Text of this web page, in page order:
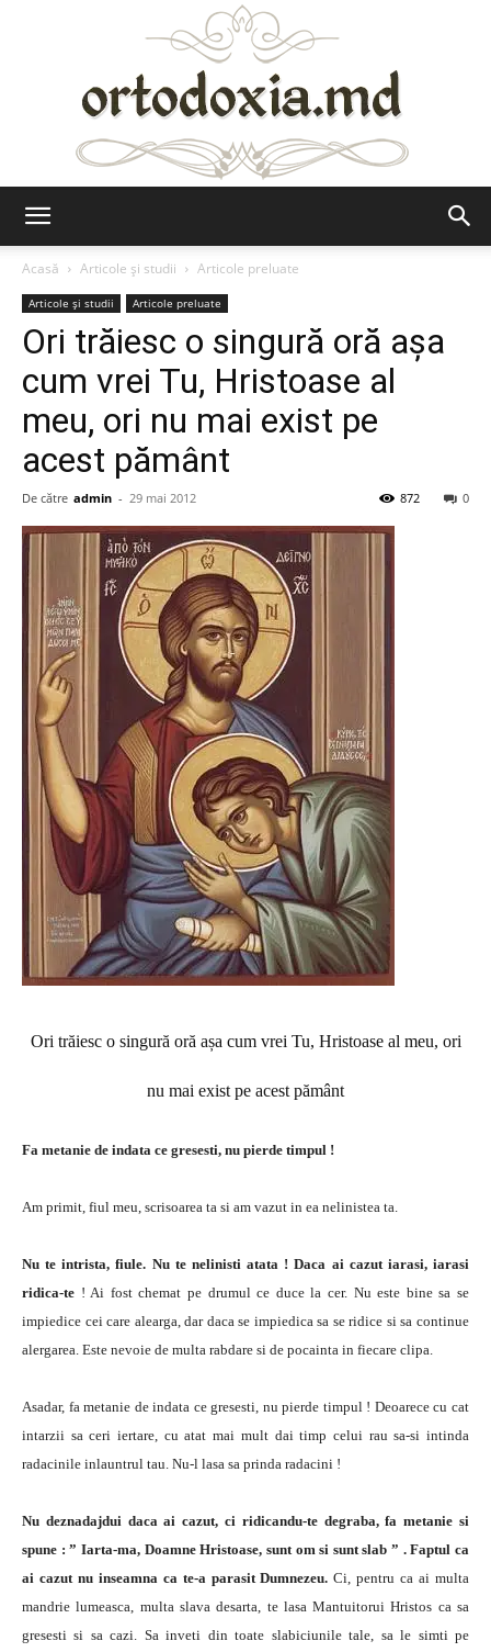
Acasă
Articole şi studii Articole preluate
Articole şi studii Articole preluate
Ori trăiesc o singură oră așa
cum vrei Tu, Hristoase al
meu, ori nu mai exist pe
acest pământ
De către admin - 29 mai 2012 0
872
Ori trăiesc o singură oră așa cum vrei Tu, Hristoase al meu, ori
nu mai exist pe acest pământ
Fa metanie de indata ce gresesti, nu pierde timpul !
Am primit, fiul meu, scrisoarea ta si am vazut in ea nelinistea ta.
Nu te intrista, fiule. Nu te nelinisti atata ! Daca ai cazut iarasi, iarasi
ridica-te ! Ai fost chemat pe drumul ce duce la cer. Nu este bine sa se
impiedice cei care alearga, dar daca se impiedica sa se ridice si sa continue
alergarea. Este nevoie de multa rabdare si de pocainta in fiecare clipa.
Asadar, fa metanie de indata ce gresesti, nu pierde timpul ! Deoarece cu cat
intarzii sa ceri iertare, cu atat mai mult dai timp celui rau sa-si intinda
radacinile inlauntrul tau. Nu-l lasa sa prinda radacini !
Nu deznadajdui daca ai cazut, ci ridicandu-te degraba, fa metanie si
spune : ” Iarta-ma, Doamne Hristoase, sunt om si sunt slab ” . Faptul ca
ai cazut nu inseamna ca te-a parasit Dumnezeu. Ci, pentru ca ai multa
mandrie lumeasca, multa slava desarta, te lasa Mantuitorui Hristos ca sa
gresesti si sa cazi. Sa inveti din toate slabiciunile tale, sa le simti pe